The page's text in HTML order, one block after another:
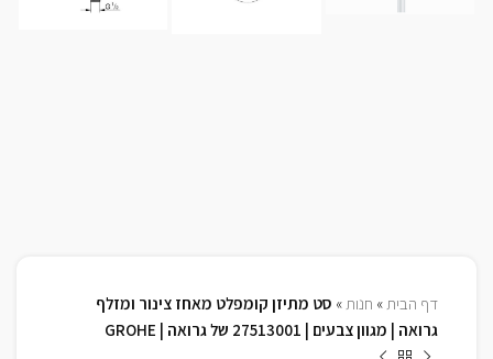
דף הבית» חנות» סט מתיזן קומפלט מאחז צינור ומזלף
גרואה | מגוון צבעים | 27513001 של גרואה | GROHE